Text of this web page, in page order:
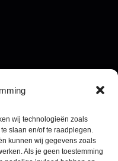
wij technologieën zoals
slaan en/of te raadplegen.
kunnen wij gegevens zoals
Als je geen toestemming